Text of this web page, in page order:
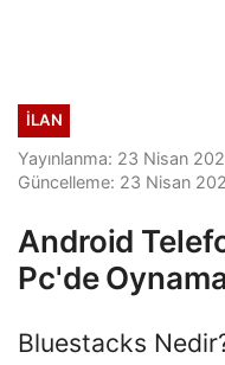
İLAN
Yayınlanma: 23 Nisan
Güncelleme: 23 Nisan
Android
Pc'de
Bluestacks